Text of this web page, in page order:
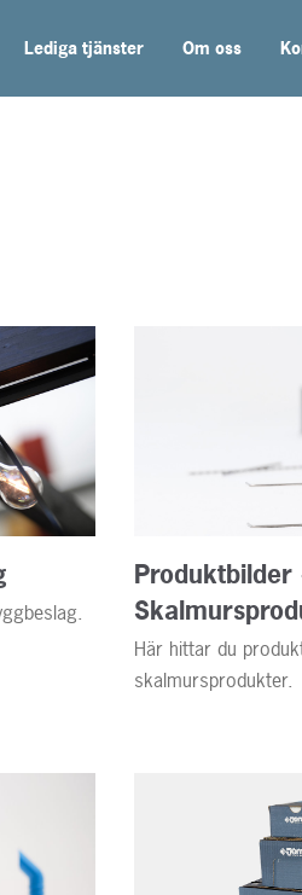
Lediga tjänster Om oss
Produktbilder
Här hittar du
skalmursprodukter.